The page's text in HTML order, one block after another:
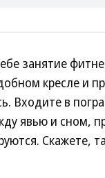
занятие
кресле и
Входите в
явью и сном,
Скажете,